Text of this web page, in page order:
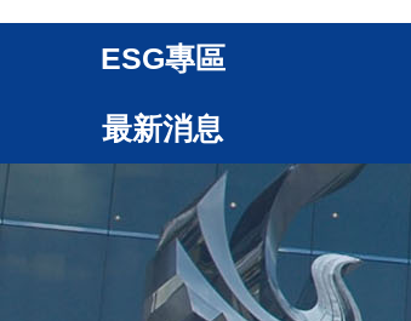
ESG專區
最新消息